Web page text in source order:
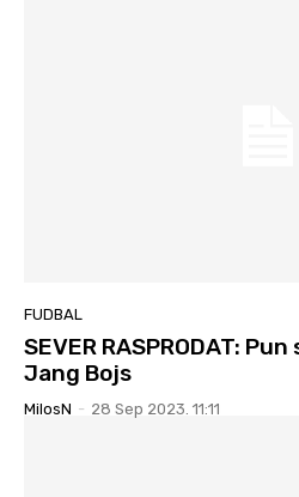
FUDBAL
SEVER RASPRODAT:
Jang Bojs
MilosN - 28 Sep 2023. 11:11